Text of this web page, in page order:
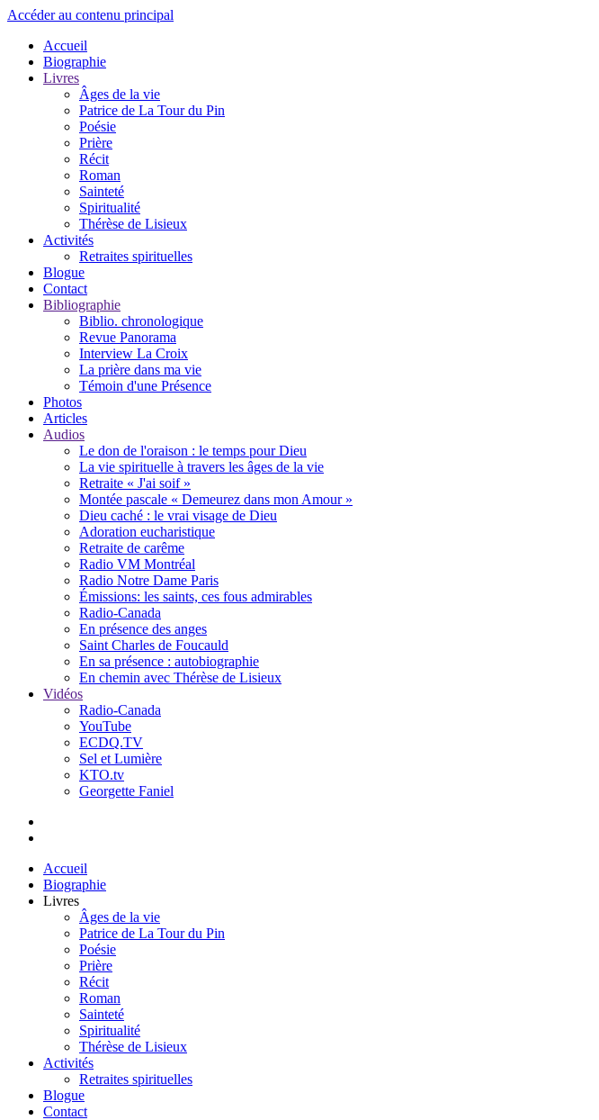
Accéder au contenu principal
Accueil
Biographie
Livres
Âges de la vie
Patrice de La Tour du Pin
Poésie
Prière
Récit
Roman
Sainteté
Spiritualité
Thérèse de Lisieux
Activités
Retraites spirituelles
Blogue
Contact
Bibliographie
Biblio. chronologique
Revue Panorama
Interview La Croix
La prière dans ma vie
Témoin d'une Présence
Photos
Articles
Audios
Le don de l'oraison : le temps pour Dieu
La vie spirituelle à travers les âges de la vie
Retraite « J'ai soif »
Montée pascale « Demeurez dans mon Amour »
Dieu caché : le vrai visage de Dieu
Adoration eucharistique
Retraite de carême
Radio VM Montréal
Radio Notre Dame Paris
Émissions: les saints, ces fous admirables
Radio-Canada
En présence des anges
Saint Charles de Foucauld
En sa présence : autobiographie
En chemin avec Thérèse de Lisieux
Vidéos
Radio-Canada
YouTube
ECDQ.TV
Sel et Lumière
KTO.tv
Georgette Faniel
Accueil
Biographie
Livres
Âges de la vie
Patrice de La Tour du Pin
Poésie
Prière
Récit
Roman
Sainteté
Spiritualité
Thérèse de Lisieux
Activités
Retraites spirituelles
Blogue
Contact